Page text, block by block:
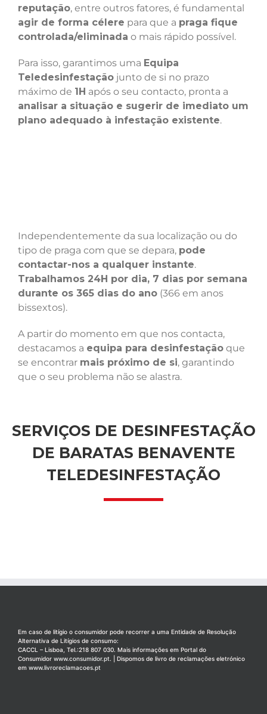
reputação, entre outros fatores, é fundamental
agir de forma célere para que a praga fique
controlada/eliminada o mais rápido possível.
Para isso, garantimos uma Equipa
Teledesinfestação junto de si no prazo
máximo de 1H após o seu contacto, pronta a
analisar a situação e sugerir de imediato um
plano adequado à infestação existente.
Independentemente da sua localização ou do
tipo de praga com que se depara, pode
contactar-nos a qualquer instante.
Trabalhamos 24H por dia, 7 dias por semana
durante os 365 dias do ano (366 em anos
bissextos).
A partir do momento em que nos contacta,
destacamos a equipa para desinfestação que
se encontrar mais próximo de si, garantindo
que o seu problema não se alastra.
SERVIÇOS DE DESINFESTAÇÃO
DE BARATAS BENAVENTE
TELEDESINFESTAÇÃO
Em caso de litígio o consumidor pode recorrer a uma Entidade de Resolução
Alternativa de Litígios de consumo:
CACCL – Lisboa, Tel.:218 807 030. Mais informações em Portal do
Consumidor www.consumidor.pt. | Dispomos de livro de reclamações eletrónico
em www.livroreclamacoes.pt